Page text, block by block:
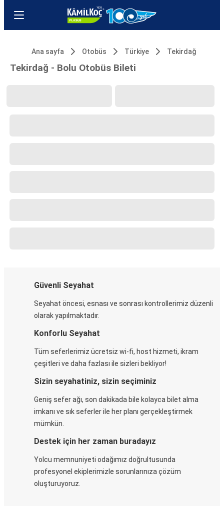
Ana sayfa Otobüs Türkiye Tekirdağ
Tekirdağ - Bolu Otobüs Bileti
Güvenli Seyahat
Seyahat öncesi, esnası ve sonrası kontrollerimiz düzenli
olarak yapılmaktadır.
Konforlu Seyahat
Tüm seferlerimiz ücretsiz wi-fi, host hizmeti, ikram
çeşitleri ve daha fazlası ile sizleri bekliyor!
Sizin seyahatiniz, sizin seçiminiz
Geniş sefer ağı, son dakikada bile kolayca bilet alma
imkanı ve sık seferler ile her planı gerçekleştirmek
mümkün.
Destek için her zaman buradayız
Yolcu memnuniyeti odağımız doğrultusunda
profesyonel ekiplerimizle sorunlarınıza çözüm
oluşturuyoruz.